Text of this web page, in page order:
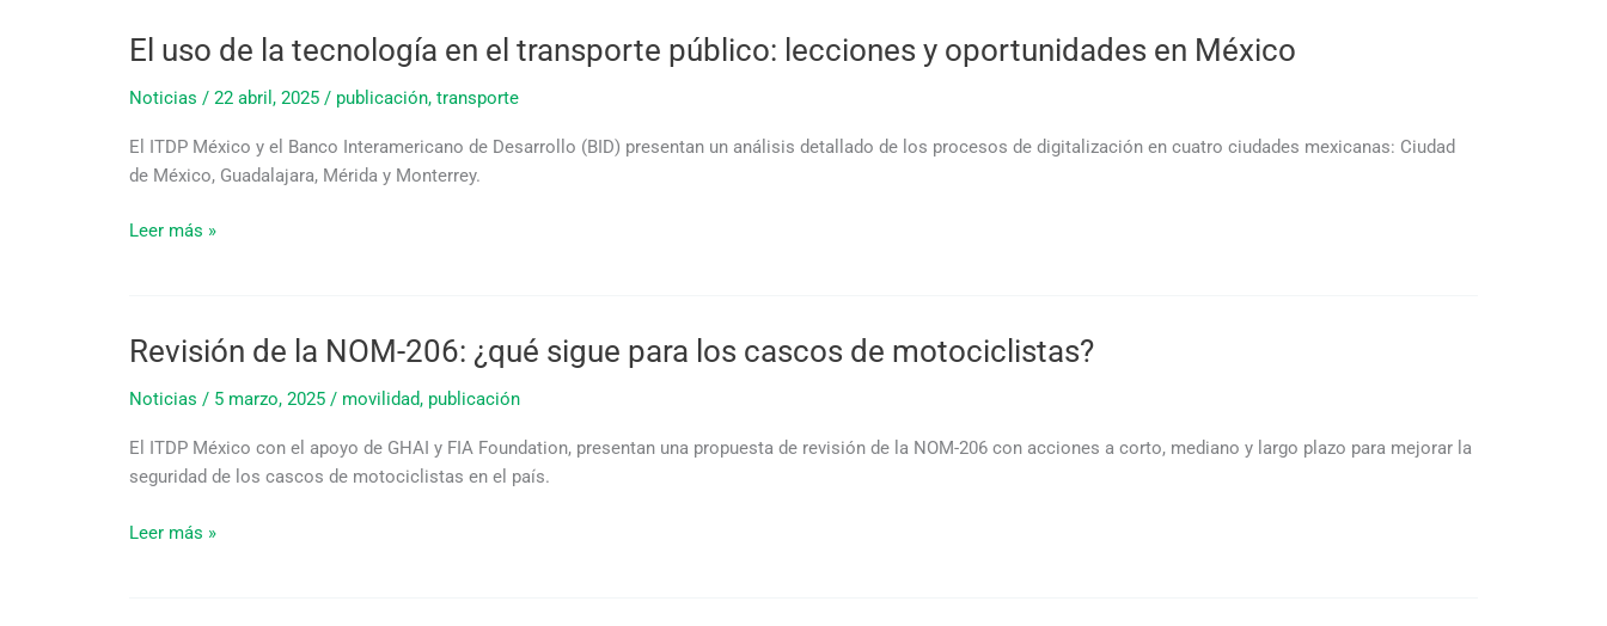
para
actualización
El uso de la tecnología en el transporte público: lecciones y oportunidades en México
Noticias / 22 abril, 2025 / publicación, transporte
El ITDP México y el Banco Interamericano de Desarrollo (BID) presentan un análisis detallado de los procesos de digitalización en cuatro ciudades mexicanas: Ciudad
de México, Guadalajara, Mérida y Monterrey.
El
de
tecnología
en
oportunidades
en
Leer más »
Revisión de la NOM-206: ¿qué sigue para los cascos de motociclistas?
Noticias / 5 marzo, 2025 / movilidad, publicación
El ITDP México con el apoyo de GHAI y FIA Foundation, presentan una propuesta de revisión de la NOM-206 con acciones a corto, mediano y largo plazo para mejorar la
seguridad de los cascos de motociclistas en el país.
Revisión
la
206:
¿qué
para
Leer más »